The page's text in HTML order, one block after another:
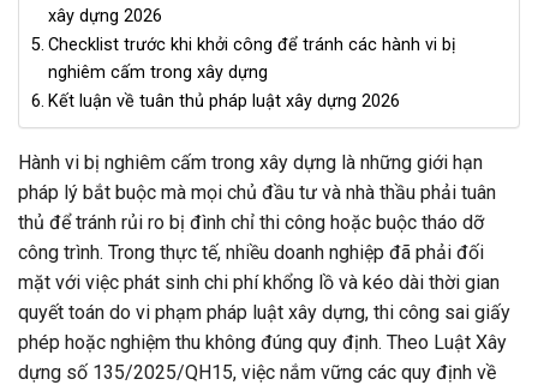
xây dựng 2026
Checklist trước khi khởi công để tránh các hành vi bị
nghiêm cấm trong xây dựng
Kết luận về tuân thủ pháp luật xây dựng 2026
Hành vi bị nghiêm cấm trong xây dựng là những giới hạn
pháp lý bắt buộc mà mọi chủ đầu tư và nhà thầu phải tuân
thủ để tránh rủi ro bị đình chỉ thi công hoặc buộc tháo dỡ
công trình. Trong thực tế, nhiều doanh nghiệp đã phải đối
mặt với việc phát sinh chi phí khổng lồ và kéo dài thời gian
quyết toán do vi phạm pháp luật xây dựng, thi công sai giấy
phép hoặc nghiệm thu không đúng quy định. Theo Luật Xây
dựng số 135/2025/QH15, việc nắm vững các quy định về